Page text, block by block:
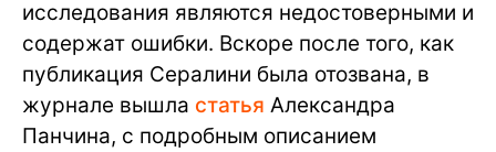
исследования являются недостоверными и
содержат ошибки. Вскоре после того, как
публикация Сералини была отозвана, в
журнале вышла статья Александра
Панчина, с подробным описанием